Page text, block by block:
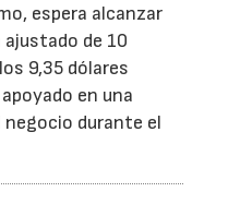
espera alcanzar
de 10
9,35 dólares
en una
durante el